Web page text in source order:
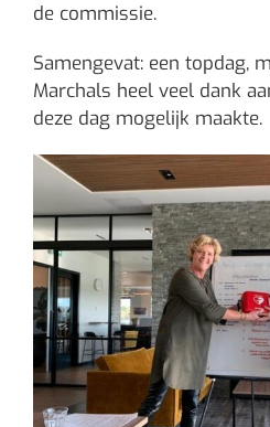
de commissie.
Samengevat: een topdag,
Marchals heel veel dank
deze dag mogelijk maakte.